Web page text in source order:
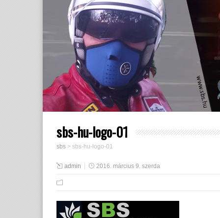
sbs-hu-logo-01
sbs > sbs-hu-logo-01
admin 2016. március 9. szerda